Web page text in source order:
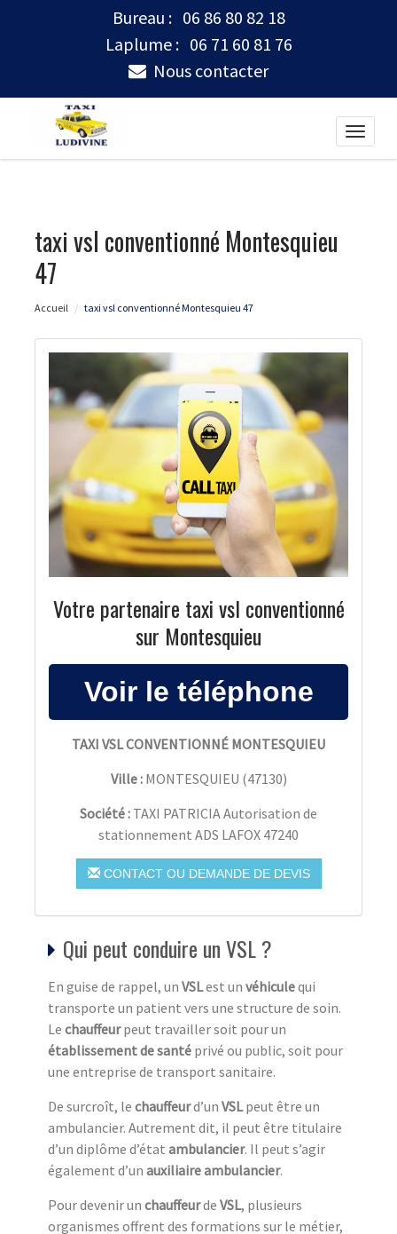
Bureau : 06 86 80 82 18
Laplume : 06 71 60 81 76
Nous contacter
Toggle
taxi vsl conventionné Montesquieu
47
Accueil taxi vsl conventionné Montesquieu 47
Votre partenaire taxi vsl conventionné
sur Montesquieu
TAXI VSL CONVENTIONNÉ MONTESQUIEU
Ville : MONTESQUIEU (47130)
Société : TAXI PATRICIA Autorisation de
stationnement ADS LAFOX 47240
CONTACT OU DEMANDE DE DEVIS
Qui peut conduire un VSL ?
En guise de rappel, un VSLest un véhiculequi
transporte un patient vers une structure de soin.
Le chauffeurpeut travailler soit pour un
établissement de santé privé ou public, soit pour
une entreprise de transport sanitaire.
De surcroît, le chauffeurd’un VSLpeut être un
ambulancier. Autrement dit, il peut être titulaire
d’un diplôme d’état ambulancier. Il peut s’agir
également d’un auxiliaire ambulancier.
Pour devenir un chauffeurde VSL, plusieurs
organismes offrent des formations sur le métier,